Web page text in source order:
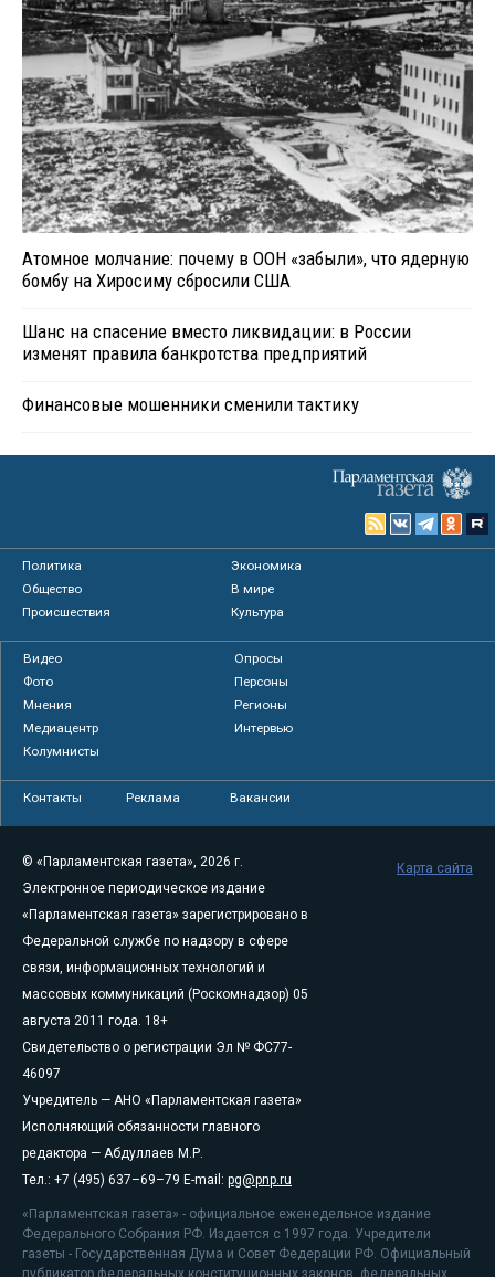
Атомное молчание: почему в ООН «забыли», что ядерную
бомбу на Хиросиму сбросили США
Шанс на спасение вместо ликвидации: в России
изменят правила банкротства предприятий
Финансовые мошенники сменили тактику
Политика
Экономика
Общество
В мире
Происшествия
Культура
Видео
Опросы
Фото
Персоны
Мнения
Регионы
Медиацентр
Интервью
Колумнисты
Контакты Реклама Вакансии
© «Парламентская газета», 2026 г.
Электронное периодическое издание
«Парламентская газета» зарегистрировано в
Федеральной службе по надзору в сфере
связи, информационных технологий и
массовых коммуникаций (Роскомнадзор) 05
августа 2011 года. 18+
Свидетельство о регистрации Эл № ФС77-
46097
Учредитель — АНО «Парламентская газета»
Исполняющий обязанности главного
редактора — Абдуллаев М.Р.
Тел.: +7 (495) 637–69–79 E-mail: pg@pnp.ru
«Парламентская газета» - официальное еженедельное издание
Федерального Собрания РФ. Издается с 1997 года. Учредители
газеты - Государственная Дума и Совет Федерации РФ. Официальный
публикатор федеральных конституционных законов, федеральных
Карта сайта